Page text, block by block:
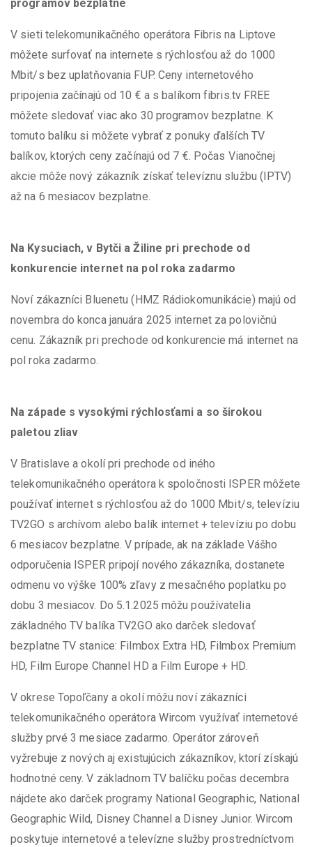
programov bezplatne
V sieti telekomunikačného operátora Fibris na Liptove
môžete surfovať na internete s rýchlosťou až do 1000
Mbit/s bez uplatňovania FUP. Ceny internetového
pripojenia začínajú od 10 € a s balíkom fibris.tv FREE
môžete sledovať viac ako 30 programov bezplatne. K
tomuto balíku si môžete vybrať z ponuky ďalších TV
balíkov, ktorých ceny začínajú od 7 €. Počas Vianočnej
akcie môže nový zákazník získať televíznu službu (IPTV)
až na 6 mesiacov bezplatne.
Na Kysuciach, v Bytči a Žiline pri prechode od
konkurencie internet na pol roka zadarmo
Noví zákazníci Bluenetu (HMZ Rádiokomunikácie) majú od
novembra do konca januára 2025 internet za polovičnú
cenu. Zákazník pri prechode od konkurencie má internet na
pol roka zadarmo.
Na západe s vysokými rýchlosťami a so širokou
paletou zliav
V Bratislave a okolí pri prechode od iného
telekomunikačného operátora k spoločnosti ISPER môžete
používať internet s rýchlosťou až do 1000 Mbit/s, televíziu
TV2GO s archívom alebo balík internet + televíziu po dobu
6 mesiacov bezplatne. V prípade, ak na základe Vášho
odporučenia ISPER pripojí nového zákazníka, dostanete
odmenu vo výške 100% zľavy z mesačného poplatku po
dobu 3 mesiacov. Do 5.1.2025 môžu používatelia
základného TV balíka TV2GO ako darček sledovať
bezplatne TV stanice: Filmbox Extra HD, Filmbox Premium
HD, Film Europe Channel HD a Film Europe + HD.
V okrese Topoľčany a okolí môžu noví zákazníci
telekomunikačného operátora Wircom využívať internetové
služby prvé 3 mesiace zadarmo. Operátor zároveň
vyžrebuje z nových aj existujúcich zákazníkov, ktorí získajú
hodnotné ceny. V základnom TV balíčku počas decembra
nájdete ako darček programy National Geographic, National
Geographic Wild, Disney Channel a Disney Junior. Wircom
poskytuje internetové a televízne služby prostredníctvom